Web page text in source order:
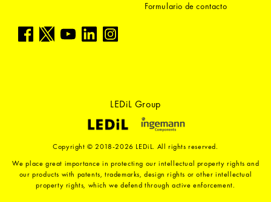
Formulario de contacto
LEDiL Group
Copyright © 2018-2026 LEDiL. All rights reserved.
We place great importance in protecting our intellectual property rights and
our products with patents, trademarks, design rights or other intellectual
property rights, which we defend through active enforcement.